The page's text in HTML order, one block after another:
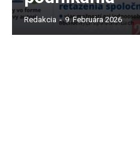
Redakcia - 9. Februára 2026